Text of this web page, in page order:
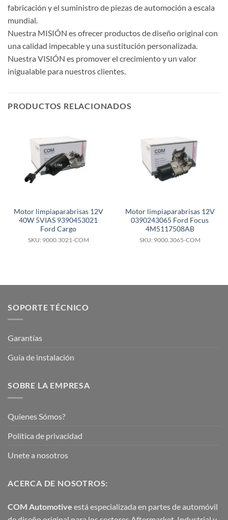
fabricación y el suministro de piezas de automoción a escala
mundial.
Nuestra MISIÓN es ofrecer productos de diseño original con
una calidad impecable y una sustitución personalizada.
Nuestra VISIÓN es promover el crecimiento y un valor
inigualable para nuestros clientes.
PRODUCTOS RELACIONADOS
Motor limpiaparabrisas 12V
40W 5VIAS 9390453021
Ford Cargo
SKU: 9000.3021-COM
Motor limpiaparabrisas 12V
0390243065 Ford Focus
4M5117508AB
SKU: 9000.3065-COM
SOPORTE TÉCNICO
Garantías
Guía de instalación
SOBRE LA EMPRESA
Quienes Sómos?
Política de privacidad
Unete a nosotros
ACERCA DE NOSOTROS:
COM Automotive está especializada en partes de automóvil